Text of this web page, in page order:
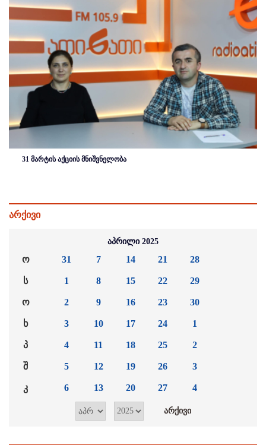
31 მარტის აქციის მნიშვნელობა
არქივი
აპრილი 2025
ო
ს
ო
ხ
პ
შ
კ
31
1
2
3
4
5
6
7
8
9
10
11
12
13
14
15
16
17
18
19
20
21
22
23
24
25
26
27
28
29
30
1
2
3
4